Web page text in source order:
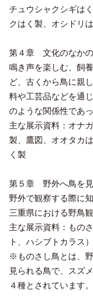
チュウシャクシギは
クはく製、オシドリ
第４章 文化のなか
鳴き声を楽しむ、飼
ど、古くから鳥に親
料や工芸品などを通
のような関係性であ
主な展示資料：オナ
製、鷹図、オオタカ
く製
第５章 野外へ鳥を見
野外で観察する際に
三重県における野鳥
主な展示資料：もの
ト、ハシブトカラス
※ものさし鳥とは、
見られる鳥で、スズ
４種とされています。